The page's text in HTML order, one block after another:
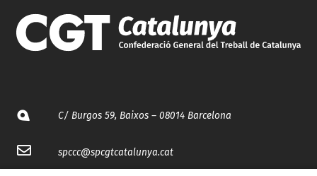
C/ Burgos 59, Baixos – 08014 Barcelona
spccc@spcgtcatalunya.cat